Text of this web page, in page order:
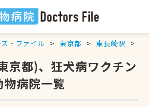
・ファイル 東京都 東長崎駅
京都)、狂犬病ワクチン
病院一覧